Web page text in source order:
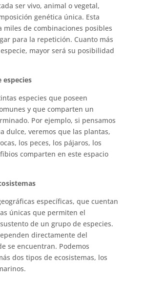
ser vivo, animal o vegetal,
genética única. Esta
miles de combinaciones posibles
para la repetición. Cuanto más
mayor será su posibilidad
especies
especies que poseen
y que comparten un
Por ejemplo, si pensamos
dulce, veremos que las plantas,
los peces, los pájaros, los
comparten en este espacio
específicas, que cuentan
únicas que permiten el
de un grupo de especies.
directamente del
se encuentran. Podemos
dos tipos de ecosistemas, los